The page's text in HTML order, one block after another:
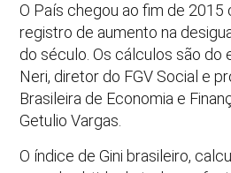
O País chegou ao fim de 2015
registro de aumento na
do século. Os cálculos são do
Neri, diretor do FGV Social e
Brasileira de Economia e
Getulio Vargas.
O índice de Gini brasileiro,